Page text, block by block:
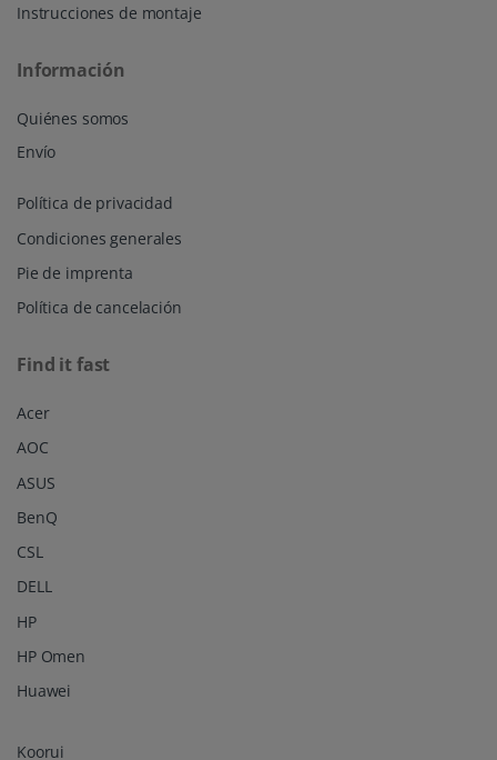
Instrucciones de montaje
Información
Quiénes somos
Envío
Política de privacidad
Condiciones generales
Pie de imprenta
Política de cancelación
Find it fast
Acer
AOC
ASUS
BenQ
CSL
DELL
HP
HP Omen
Huawei
Koorui